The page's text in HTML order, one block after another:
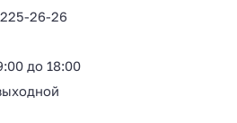
26-26
до 18:00